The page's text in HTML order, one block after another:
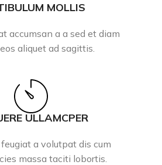
MOLLIS
accumsan a a sed et diam
aliquet ad sagittis.
ULLAMCPER
a volutpat dis cum
massa taciti lobortis.